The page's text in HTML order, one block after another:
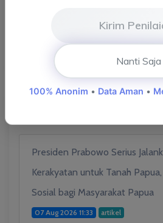
Sarolangun Layak Anak
Presiden Prabowo Serius
Kerakyatan untuk Tanah
Sosial bagi Masyarakat Papua
07 Aug 2026 11:33 artikel
Kirim
Nanti Saja
100% Anonim • Data Aman •